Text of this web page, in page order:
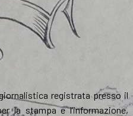
registrata presso il
la stampa e l’informazione,